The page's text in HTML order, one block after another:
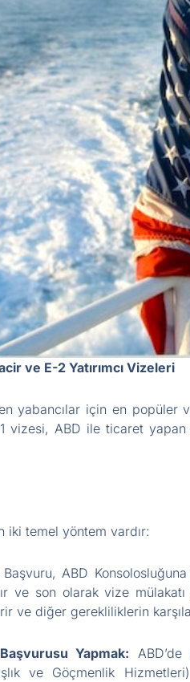
ve E-2 Yatırımcı Vizeleri
yabancılar için en popüler
vizesi, ABD ile ticaret
iki temel yöntem vardır:
Başvuru, ABD
ve son olarak vize
ve diğer gerekliliklerin
Yapmak:
ve Göçmenlik